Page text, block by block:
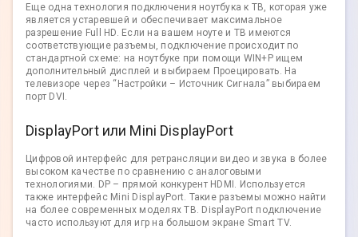
Еще одна технология подключения ноутбука к ТВ, которая уже
является устаревшей и обеспечивает максимальное
разрешение Full HD. Если на вашем ноуте и ТВ имеются
соответствующие разъемы, подключение происходит по
стандартной схеме: на ноутбуке при помощи WIN+P ищем
дополнительный дисплей и выбираем Проецировать. На
телевизоре через “Настройки – Источник Сигнала” выбираем
порт DVI.
DisplayPort или Mini DisplayPort
Цифровой интерфейс для ретрансляции видео и звука в более
высоком качестве по сравнению с аналоговыми
технологиями. DP – прямой конкурент HDMI. Используется
также интерфейс Mini DisplayPort. Такие разъемы можно найти
на более современных моделях ТВ. DisplayPort подключение
часто используют для игр на большом экране Smart TV.